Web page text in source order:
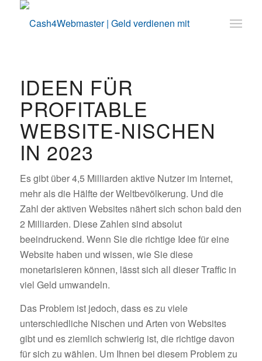
IDEEN FÜR
PROFITABLE
WEBSITE-NISCHEN
IN 2023
Es gibt über 4,5 Milliarden aktive Nutzer im Internet,
mehr als die Hälfte der Weltbevölkerung. Und die
Zahl der aktiven Websites nähert sich schon bald den
2 Milliarden. Diese Zahlen sind absolut
beeindruckend. Wenn Sie die richtige Idee für eine
Website haben und wissen, wie Sie diese
monetarisieren können, lässt sich all dieser Traffic in
viel Geld umwandeln.
Das Problem ist jedoch, dass es zu viele
unterschiedliche Nischen und Arten von Websites
gibt und es ziemlich schwierig ist, die richtige davon
für sich zu wählen. Um Ihnen bei diesem Problem zu